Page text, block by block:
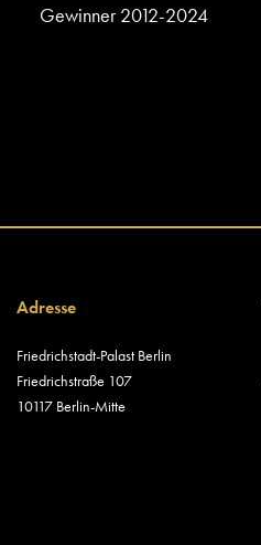
Gewinner 2012-2024
Adresse
Friedrichstadt-Palast Berlin
Friedrichstraße 107
10117 Berlin-Mitte